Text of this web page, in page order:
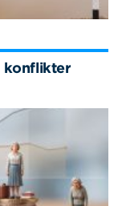
konflikter